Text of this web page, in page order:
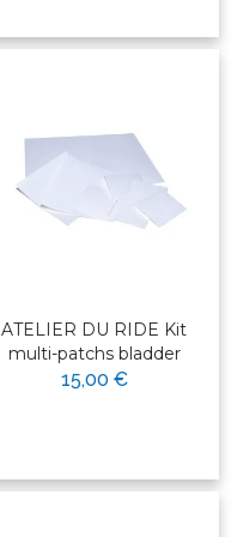
ATELIER DU RIDE Kit
multi-patchs bladder
15,00 €